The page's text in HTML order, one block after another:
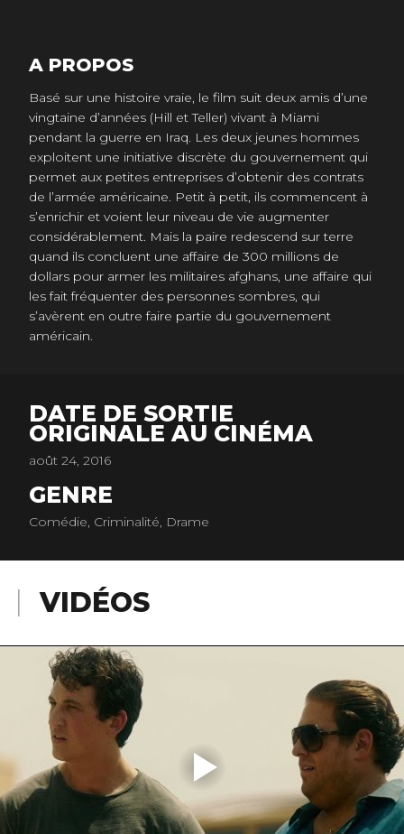
A PROPOS
Basé sur une histoire vraie, le film suit deux amis d’une
vingtaine d’années (Hill et Teller) vivant à Miami
pendant la guerre en Iraq. Les deux jeunes hommes
exploitent une initiative discrète du gouvernement qui
permet aux petites entreprises d’obtenir des contrats
de l’armée américaine. Petit à petit, ils commencent à
s’enrichir et voient leur niveau de vie augmenter
considérablement. Mais la paire redescend sur terre
quand ils concluent une affaire de 300 millions de
dollars pour armer les militaires afghans, une affaire qui
les fait fréquenter des personnes sombres, qui
s’avèrent en outre faire partie du gouvernement
américain.
DATE DE SORTIE
ORIGINALE AU CINÉMA
août 24, 2016
GENRE
Comédie, Criminalité, Drame
VIDÉOS